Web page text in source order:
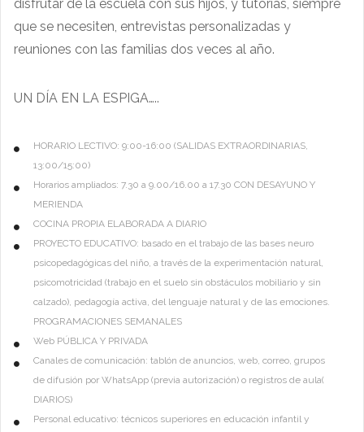
disfrutar de la escuela con sus hijos, y tutorías, siempre
que se necesiten, entrevistas personalizadas y
reuniones con las familias dos veces al año.
UN DÍA EN LA ESPIGA…..
HORARIO LECTIVO: 9:00-16:00 (SALIDAS EXTRAORDINARIAS,
13:00/15:00)
Horarios ampliados: 7.30 a 9.00/16.00 a 17.30 CON DESAYUNO Y
MERIENDA
COCINA PROPIA ELABORADA A DIARIO
PROYECTO EDUCATIVO: basado en el trabajo de las bases neuro
psicopedagógicas del niño, a través de la experimentación natural,
psicomotricidad (trabajo en el suelo sin obstáculos mobiliario y sin
calzado), pedagogía activa, del lenguaje natural y de las emociones.
PROGRAMACIONES SEMANALES
Web PÚBLICA Y PRIVADA
Canales de comunicación: tablón de anuncios, web, correo, grupos
de difusión por WhatsApp (previa autorización) o registros de aula(
DIARIOS)
Personal educativo: técnicos superiores en educación infantil y